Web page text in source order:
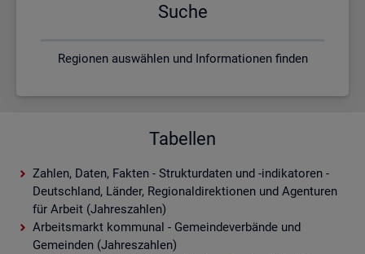
Suche
Regionen auswählen und Informationen finden
Tabellen
Zahlen, Daten, Fakten - Strukturdaten und -indikatoren -
Deutschland, Länder, Regionaldirektionen und Agenturen
für Arbeit (Jahreszahlen)
Arbeitsmarkt kommunal - Gemeindeverbände und
Gemeinden (Jahreszahlen)